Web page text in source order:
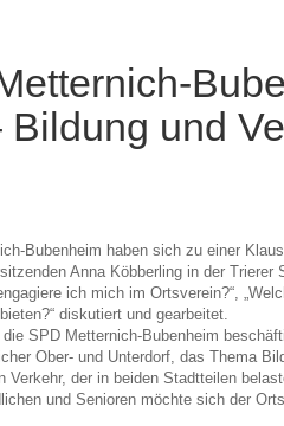
und
Bubenheim haben sich zu einer
Anna Köbberling in der
ich mich im Ortsverein?“,
diskutiert und gearbeitet.
SPD Metternich-Bubenheim
Ober- und Unterdorf, das Thema
Verkehr, der in beiden Stadtteilen
und Senioren möchte sich der